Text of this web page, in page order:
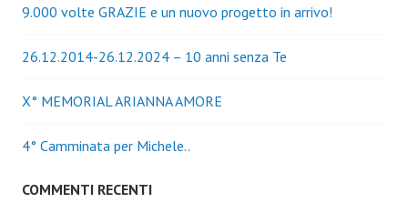
9.000 volte GRAZIE e un nuovo progetto in arrivo!
26.12.2014-26.12.2024 – 10 anni senza Te
X° MEMORIAL ARIANNA AMORE
4° Camminata per Michele..
COMMENTI RECENTI